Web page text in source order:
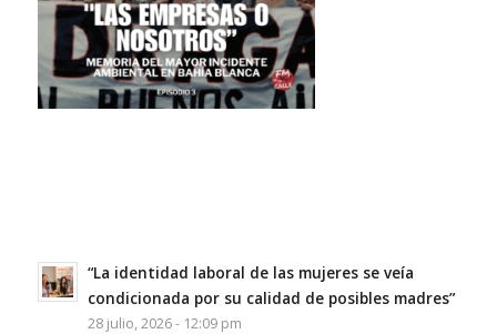
“La identidad laboral de las mujeres se veía
condicionada por su calidad de posibles madres”
28 julio, 2026 - 12:09 pm